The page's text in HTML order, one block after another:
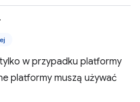
w przypadku platformy
platformy muszą używać